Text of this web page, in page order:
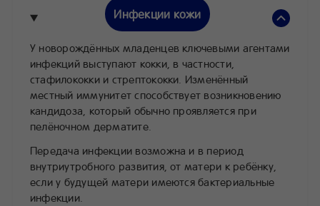
Инфекции кожи
У новорождённых младенцев ключевыми агентами
инфекций выступают кокки, в частности,
стафилококки и стрептококки. Изменённый
местный иммунитет способствует возникновению
кандидоза, который обычно проявляется при
пелёночном дерматите.
Передача инфекции возможна и в период
внутриутробного развития, от матери к ребёнку,
если у будущей матери имеются бактериальные
инфекции.